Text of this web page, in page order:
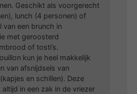
Geschikt als voorgerecht
lunch (4 personen) of
van een brunch in
met geroosterd
of tosti’s.
kun je heel makkelijk
van afsnijdsels van
en schillen). Deze
altijd in een zak in de vriezer